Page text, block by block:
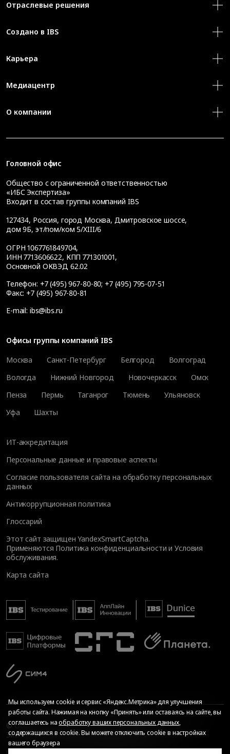
Отраслевые решения
Создано в IBS
Карьера
Медиацентр
О компании
Головной офис
Общество с ограниченной ответственностью
«ИБС Экспертиза»
Входит в состав группы компаний IBS
127434, Россия, город Москва, Дмитровское шоссе,
дом 9Б, эт/пом/ком 5/XIII/6
ОГРН 1067761849704,
ИНН 7713606622, КПП 771301001,
Основной ОКВЭД 62.02
Телефон: +7 (495) 967-80-80; +7 (495) 795-07-51
Факс: +7 (495) 967-80-81
E-mail: ibs@ibs.ru
Офисы группы компаний IBS
Москва
Санкт-Петербург Белгород
Волгоград
Вологда
Нижний Новгород Новочеркасск
Омск
Пенза
Пермь Таганрог Тюмень
Ульяновск
Уфа
Шахты
ИТ-аккредитация
Персональные данные и правовые аспекты
Согласие пользователя сайта на обработку персональных
данных
Антикоррупционная политика
Глоссарий
Этот сайт защищен YandexSmartCaptcha.
Применяются Политика конфиденциальности иУсловия
обслуживания.
Карта сайта
© Общество с ограниченной ответственностью «ИБС
Экспертиза», 2026. Все права защищены
Мы используем cookie и сервис «Яндекс.Метрика» для улучшения
работы сайта. Нажимая на кнопку «Принять» или оставаясь на сайте, вы
соглашаетесь наобработку ваших персональных данных,
содержащихся в cookie. Вы можете отключить cookie в настройках
вашего браузера